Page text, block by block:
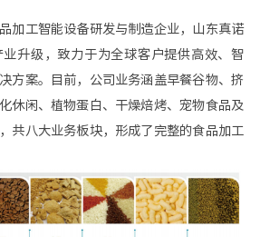
加工智能设备研发与制造企业，山东真诺
升级，致力于为全球客户提供高效、智
方案。目前，公司业务涵盖早餐谷物、挤
休闲、植物蛋白、干燥焙烤、宠物食品及
共八大业务板块，形成了完整的食品加工